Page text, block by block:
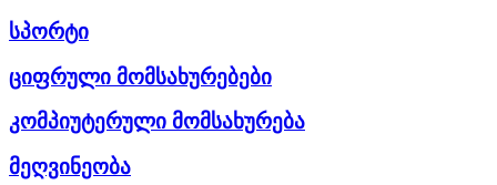
სპორტი
ციფრული მომსახურებები
კომპიუტერული მომსახურება
მეღვინეობა